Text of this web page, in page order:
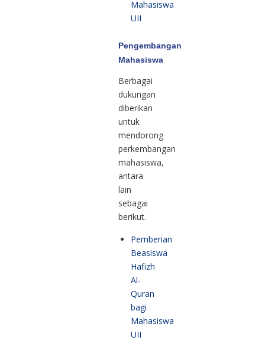
Mahasiswa
UII
Pengembangan
Mahasiswa
Berbagai
dukungan
diberikan
untuk
mendorong
perkembangan
mahasiswa,
antara
lain
sebagai
berikut.
Pemberian
Beasiswa
Hafizh
Al-
Quran
bagi
Mahasiswa
UII